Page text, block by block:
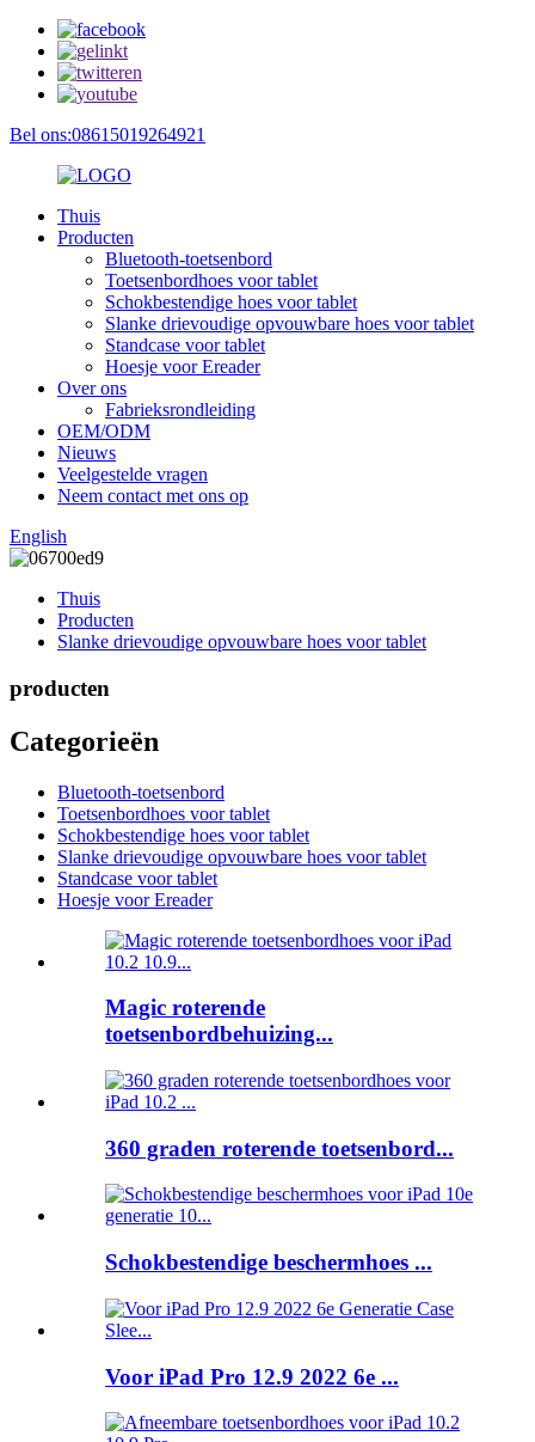
Bel ons:08615019264921
Thuis
Producten
Bluetooth-toetsenbord
Toetsenbordhoes voor tablet
Schokbestendige hoes voor tablet
Slanke drievoudige opvouwbare hoes voor tablet
Standcase voor tablet
Hoesje voor Ereader
Over ons
Fabrieksrondleiding
OEM/ODM
Nieuws
Veelgestelde vragen
Neem contact met ons op
English
Thuis
Producten
Slanke drievoudige opvouwbare hoes voor tablet
producten
Categorieën
Bluetooth-toetsenbord
Toetsenbordhoes voor tablet
Schokbestendige hoes voor tablet
Slanke drievoudige opvouwbare hoes voor tablet
Standcase voor tablet
Hoesje voor Ereader
Magic roterende
toetsenbordbehuizing...
360 graden roterende toetsenbord...
Schokbestendige beschermhoes ...
Voor iPad Pro 12.9 2022 6e ...